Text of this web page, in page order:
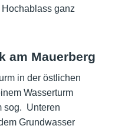
ganz
am Mauerberg
in der östlichen
Wasserturm
sog. Unteren
Grundwasser